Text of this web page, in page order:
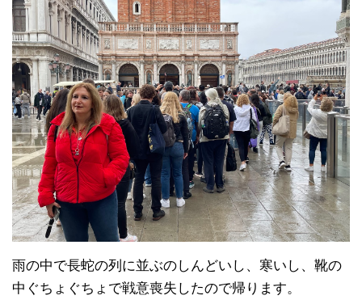
みんな仮設の歩道を歩いて移動してます。